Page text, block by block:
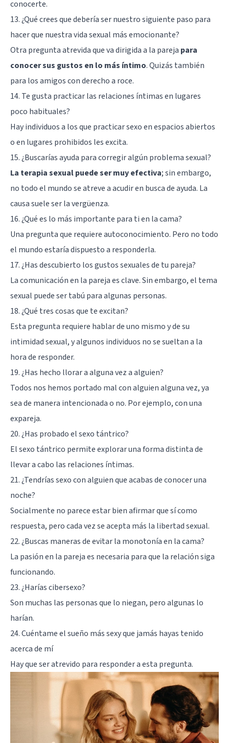
conocerte.
13. ¿Qué crees que debería ser nuestro siguiente paso para
hacer que nuestra vida sexual más emocionante?
Otra pregunta atrevida que va dirigida a la pareja para
conocer sus gustos en lo más íntimo. Quizás también
para los amigos con derecho a roce.
14. Te gusta practicar las relaciones íntimas en lugares
poco habituales?
Hay individuos a los que practicar sexo en espacios abiertos
o en lugares prohibidos les excita.
15. ¿Buscarías ayuda para corregir algún problema sexual?
La terapia sexual puede ser muy efectiva; sin embargo,
no todo el mundo se atreve a acudir en busca de ayuda. La
causa suele ser la vergüenza.
16. ¿Qué es lo más importante para ti en la cama?
Una pregunta que requiere autoconocimiento. Pero no todo
el mundo estaría dispuesto a responderla.
17. ¿Has descubierto los gustos sexuales de tu pareja?
La comunicación en la pareja es clave. Sin embargo, el tema
sexual puede ser tabú para algunas personas.
18. ¿Qué tres cosas que te excitan?
Esta pregunta requiere hablar de uno mismo y de su
intimidad sexual, y algunos individuos no se sueltan a la
hora de responder.
19. ¿Has hecho llorar a alguna vez a alguien?
Todos nos hemos portado mal con alguien alguna vez, ya
sea de manera intencionada o no. Por ejemplo, con una
expareja.
20. ¿Has probado el sexo tántrico?
Elsexo tántrico permite explorar una forma distinta de
llevar a cabo las relaciones íntimas.
21. ¿Tendrías sexo con alguien que acabas de conocer una
noche?
Socialmente no parece estar bien afirmar que sí como
respuesta, pero cada vez se acepta más la libertad sexual.
22. ¿Buscas maneras de evitar la monotonía en la cama?
La pasión en la pareja es necesaria para que la relación siga
funcionando.
23. ¿Harías cibersexo?
Son muchas las personas que lo niegan, pero algunas lo
harían.
24. Cuéntame el sueño más sexy que jamás hayas tenido
acerca de mí
Hay que ser atrevido para responder a esta pregunta.